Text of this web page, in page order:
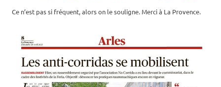
Ce n’est pas si fréquent, alors on le souligne. Merci à La Provence.